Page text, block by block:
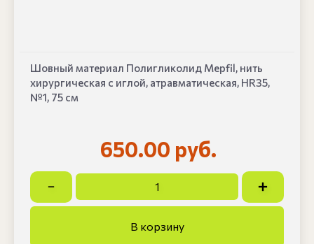
Шовный материал Полигликолид Mepfil, нить
хирургическая с иглой, атравматическая, HR35,
№1, 75 см
650.00 руб.